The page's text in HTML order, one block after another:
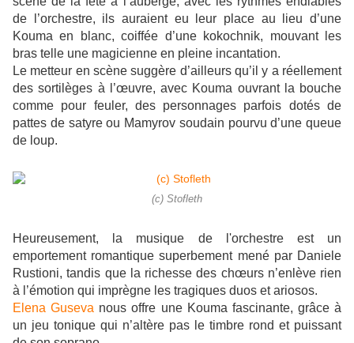
de l’orchestre, ils auraient eu leur place au lieu d’une
Kouma en blanc, coiffée d’une kokochnik, mouvant les
bras telle une magicienne en pleine incantation.
Le metteur en scène suggère d’ailleurs qu’il y a réellement
des sortilèges à l’œuvre, avec Kouma ouvrant la bouche
comme pour feuler, des personnages parfois dotés de
pattes de satyre ou Mamyrov soudain pourvu d’une queue
de loup.
(c) Stofleth
Heureusement, la musique de l'orchestre
est un
emportement romantique superbement mené par Daniele
Rustioni, tandis que la richesse des chœurs n’enlève rien
à l’émotion qui imprègne les tragiques duos et ariosos.
Elena Guseva nous offre une Kouma fascinante, grâce à
un jeu tonique qui n’altère pas le timbre rond et puissant